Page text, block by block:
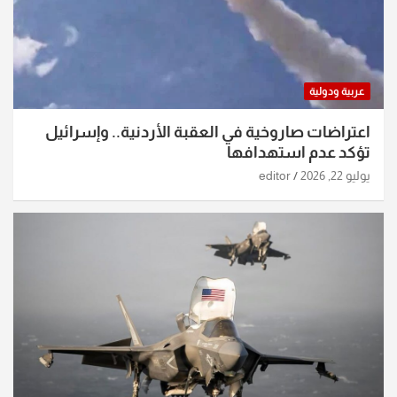
عربية ودولية
اعتراضات صاروخية في العقبة الأردنية.. وإسرائيل
تؤكد عدم استهدافها
يوليو 22, 2026 editor